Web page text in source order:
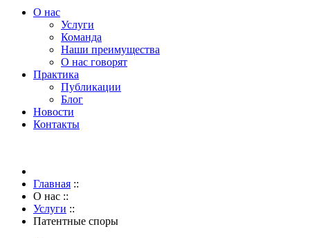
О нас
Услуги
Команда
Наши преимущества
О нас говорят
Практика
Публикации
Блог
Новости
Контакты
Главная ::
О нас ::
Услуги ::
Патентные споры